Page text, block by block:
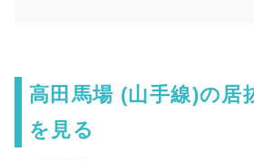
高田馬場 (山手線)の居
を見る